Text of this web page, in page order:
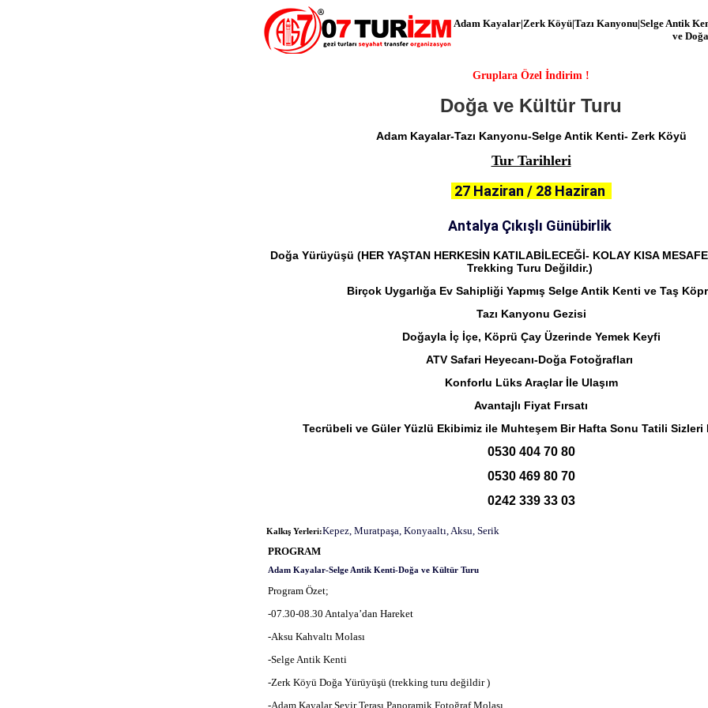
Adam Kayalar|Zerk Köyü|Tazı Kanyonu|Selge Antik
ve
Gruplara Özel İndirim !
Doğa ve Kültür Turu
Adam Kayalar-Tazı Kanyonu-Selge Antik Kenti- Zerk Köyü
Tur Tarihleri
27 Haziran / 28 Haziran
Antalya Çıkışlı Günübirlik
Doğa Yürüyüşü (HER YAŞTAN HERKESİN KATILABİLECEĞİ- KOLAY KISA
Trekking Turu Değildir.)
Birçok Uygarlığa Ev Sahipliği Yapmış Selge Antik Kenti ve Taş
Tazı Kanyonu Gezisi
Doğayla İç İçe, Köprü Çay Üzerinde Yemek Keyfi
ATV Safari Heyecanı-Doğa Fotoğrafları
Konforlu Lüks Araçlar İle Ulaşım
Avantajlı Fiyat Fırsatı
Tecrübeli ve Güler Yüzlü Ekibimiz ile Muhteşem Bir Hafta Sonu Tatili Sizleri
0530 404 70 80
0530 469 80 70
0242 339 33 03
Kalkış Yerleri:Kepez, Muratpaşa, Konyaaltı, Aksu, Serik
PROGRAM
Adam Kayalar-Selge Antik Kenti-Doğa ve Kültür Turu
Program Özet;
-07.30-08.30 Antalya’dan Hareket
-Aksu Kahvaltı Molası
-Selge Antik Kenti
-Zerk Köyü Doğa Yürüyüşü (trekking turu değildir )
-Adam Kayalar Seyir Terası Panoramik Fotoğraf Molası